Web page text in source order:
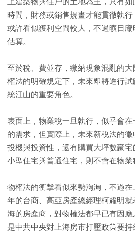
上建築物與住戶的土地為主，只有
時間，財務或銷售規畫才能貫徹執
或許看似獲利空間較大，不過曠日
估算。
至於稅、費並存，繳納現象混亂的
權法的明確規定下，未來即將進行
統江山的重要角色。
表面上，物業稅一旦執行，似乎會
的需求，但實際上，未來新稅法的
投機與投資性，還有購買大坪數豪
小型住宅與普通住宅，則不會在物業
物權法的衝擊看似來勢洶洶，不過
年的台商、高亞房產總經理柯耀明
海的房產商，對物權法都早已有因
是中共中央對上海房市打壓政策要持